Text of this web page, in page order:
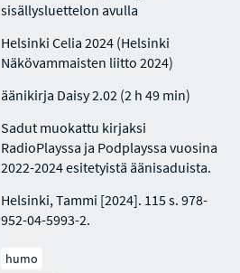
sisällysluettelon avulla
Helsinki Celia 2024 (Helsinki
Näkövammaisten liitto 2024)
äänikirja Daisy 2.02 (2 h 49 min)
Sadut muokattu kirjaksi
RadioPlayssa ja Podplayssa vuosina
2022-2024 esitetyistä äänisaduista.
Helsinki, Tammi [2024]. 115 s. 978-
952-04-5993-2.
humo